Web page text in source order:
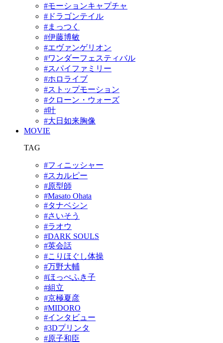
#モーションキャプチャ
#ドラゴンテイル
#まっつく
#伊藤博敏
#エヴァンゲリオン
#ワンダーフェスティバル
#スパイファミリー
#ホロライブ
#ストップモーション
#クローン・ウォーズ
#叶
#大日如来胸像
MOVIE
TAG
#フィニッシャー
#スカルピー
#原型師
#Masato Ohata
#タナベシン
#さいそう
#ラオウ
#DARK SOULS
#英会話
#こりほぐし体操
#万野大輔
#ほっぺふき子
#組立
#京極夏彦
#MIDORO
#インタビュー
#3Dプリンタ
#原子和臣